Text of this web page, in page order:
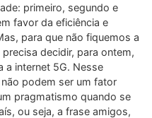
primeiro, segundo e
favor da eficiência e
para que não fiquemos a
decidir, para ontem,
a internet 5G. Nesse
podem ser um fator
pragmatismo quando se
ou seja, a frase amigos,